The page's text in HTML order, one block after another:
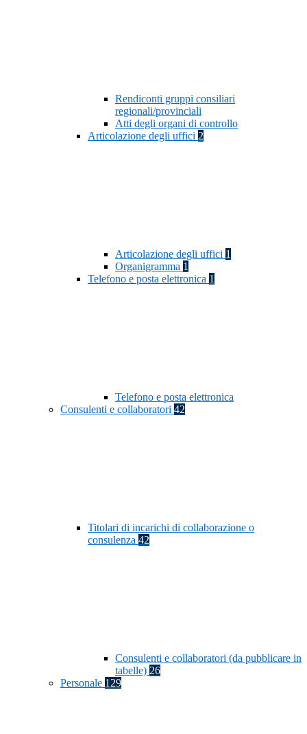
Rendiconti gruppi consiliari
regionali/provinciali
Atti degli organi di controllo
Articolazione degli uffici 2
Articolazione degli uffici 1
Organigramma 1
Telefono e posta elettronica 1
Telefono e posta elettronica
Consulenti e collaboratori 42
Titolari di incarichi di collaborazione o
consulenza 42
Consulenti e collaboratori (da pubblicare in
tabelle) 26
Personale 129